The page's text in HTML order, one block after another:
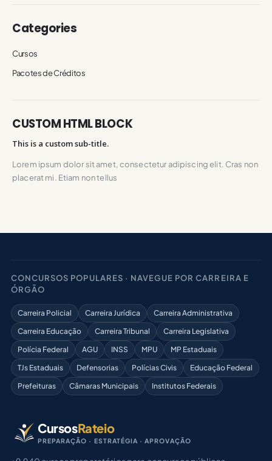
Categories
Cursos
Pacotes de Créditos
CUSTOM HTML BLOCK
This is a custom sub-title.
Lorem ipsum dolor sit amet, consectetur adipiscing elit. Cras non
placerat mi. Etiam non tellus
CONCURSOS POPULARES · NAVEGUE POR CARREIRA E
ÓRGÃO
Carreira Policial Carreira Jurídica
Carreira Administrativa
Carreira Educação
Carreira Tribunal
Carreira Legislativa
Polícia Federal
AGU INSS MPU
MP Estaduais
TJs Estaduais
Defensorias Polícias Civis
Educação Federal
Prefeituras
Câmaras Municipais Institutos Federais
CursosRateio
PREPARAÇÃO · ESTRATÉGIA · APROVAÇÃO